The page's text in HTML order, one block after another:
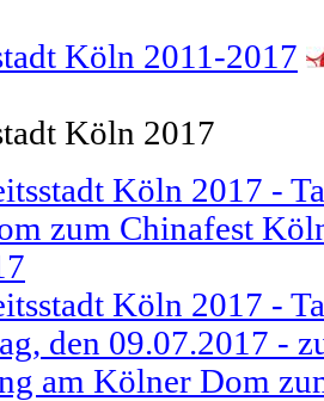
Köln 2011-2017
Köln 2017
Köln 2017 -
zum Chinafest
Köln 2017 -
den 09.07.2017 -
am Kölner Dom